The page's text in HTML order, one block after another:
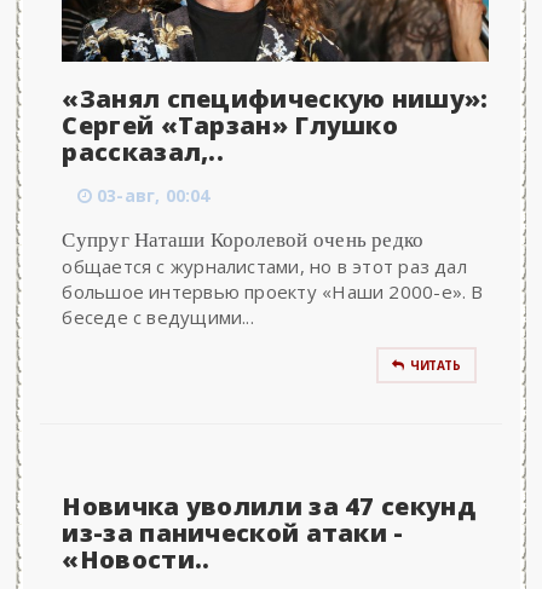
«Занял специфическую нишу»:
Сергей «Тарзан» Глушко
рассказал,..
03-авг, 00:04
Супруг Наташи Королевой очень редко
общается с журналистами, но в этот раз дал
большое интервью проекту «Наши 2000-е». В
беседе с ведущими...
ЧИТАТЬ
Новичка уволили за 47 секунд
из-за панической атаки -
«Новости..